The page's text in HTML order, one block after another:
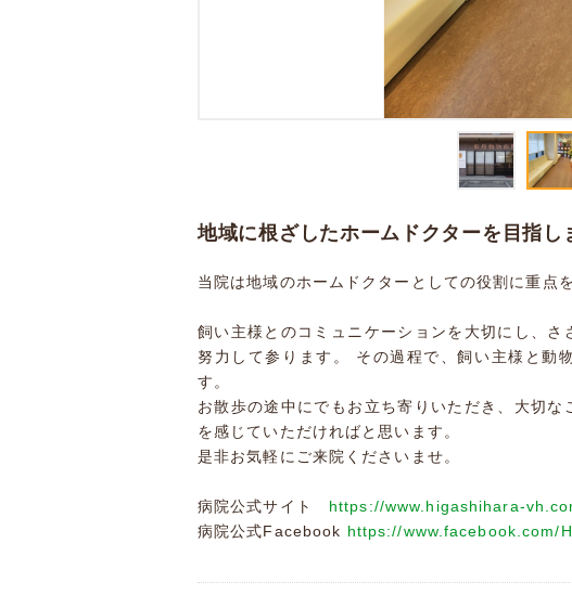
地域に根ざしたホームドクターを目指し
当院は地域のホームドクターとしての役割に重点
飼い主様とのコミュニケーションを大切にし、
努力して参ります。 その過程で、飼い主様と動
す。
お散歩の途中にでもお立ち寄りいただき、大切
を感じていただければと思います。
是非お気軽にご来院くださいませ。
病院公式サイト https://www.higashihara-
病院公式Facebook https://www.facebook.com/